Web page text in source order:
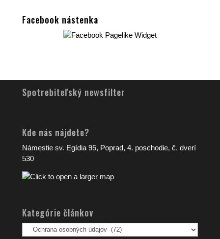
Facebook nástenka
Spotrebiteľský newsfilter
Kde nás nájdete?
Námestie sv. Egídia 95, Poprad, 4. poschodie, č. dverí
530
Kategórie článkov
Kategórie
článkov